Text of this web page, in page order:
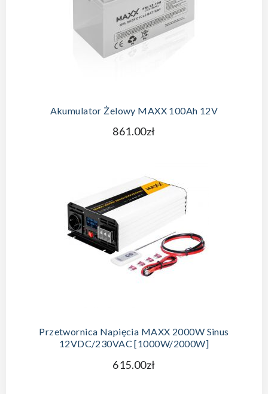
Akumulator Żelowy MAXX 100Ah 12V
861.00zł
Przetwornica Napięcia MAXX 2000W Sinus
12VDC/230VAC [1000W/2000W]
615.00zł